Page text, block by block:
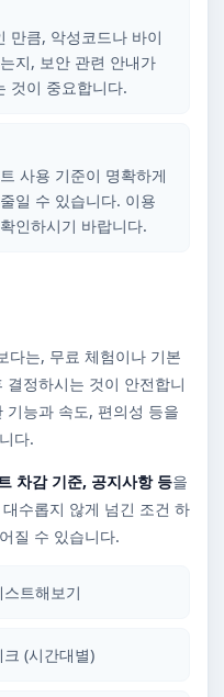
만큼, 악성코드나 바이
지, 보안 관련 안내가
것이 중요합니다.
사용 기준이 명확하게
일 수 있습니다. 이용
인하시기 바랍니다.
다는, 무료 체험이나 기본
정하시는 것이 안전합니
기능과 속도, 편의성 등을
다.
차감 기준, 공지사항 등을
수롭지 않게 넘긴 조건 하
질 수 있습니다.
트해보기
(시간대별)